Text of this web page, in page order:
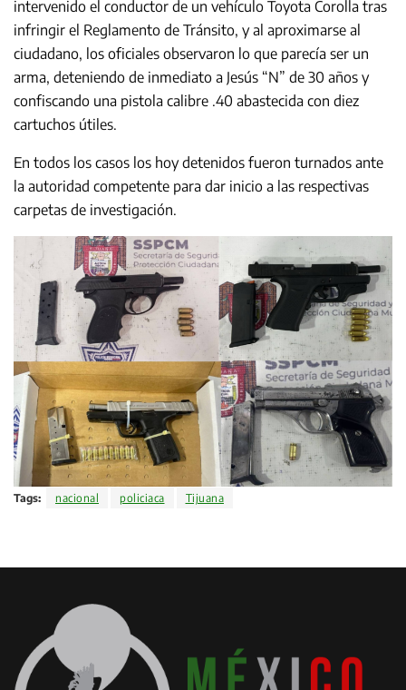
intervenido el conductor de un vehículo Toyota Corolla tras
infringir el Reglamento de Tránsito, y al aproximarse al
ciudadano, los oficiales observaron lo que parecía ser un
arma, deteniendo de inmediato a Jesús “N” de 30 años y
confiscando una pistola calibre .40 abastecida con diez
cartuchos útiles.
En todos los casos los hoy detenidos fueron turnados ante
la autoridad competente para dar inicio a las respectivas
carpetas de investigación.
Tags: nacional policiaca Tijuana